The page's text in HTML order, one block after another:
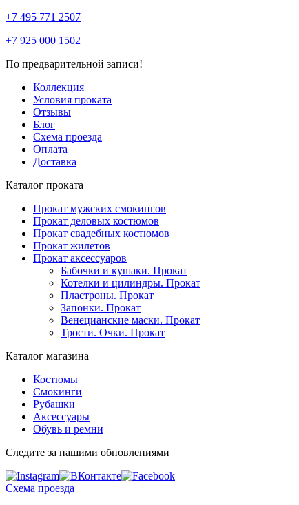
+7 495 771 2507
+7 925 000 1502
По предварительной записи!
Коллекция
Условия проката
Отзывы
Блог
Схема проезда
Оплата
Доставка
Каталог проката
Прокат мужских смокингов
Прокат деловых костюмов
Прокат свадебных костюмов
Прокат жилетов
Прокат аксессуаров
Бабочки и кушаки. Прокат
Котелки и цилиндры. Прокат
Пластроны. Прокат
Запонки. Прокат
Венецианские маски. Прокат
Трости. Очки. Прокат
Каталог магазина
Костюмы
Смокинги
Рубашки
Аксессуары
Обувь и ремни
Следите за нашими обновлениями
Схема проезда